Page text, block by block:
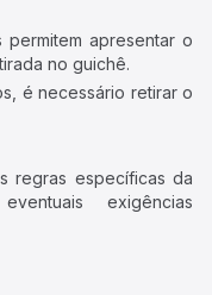
permitem apresentar o
no guichê.
é necessário retirar o
regras específicas da
exigências